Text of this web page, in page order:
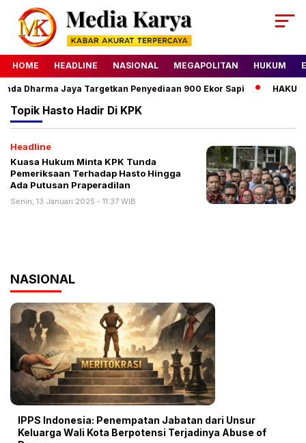
HOME HEADLINE NASIONAL MEGAPOLITAN HUKUM
Dharma Jaya Targetkan Penyediaan 900 Ekor Sapi HAKU
Topik Hasto Hadir Di KPK
Headline
Kuasa Hukum Minta KPK Tunda
Pemeriksaan Terhadap Hasto Hingga
Ada Putusan Praperadilan
Senin, 13 Januari 2025 - 11:37 WIB
NASIONAL
IPPS Indonesia: Penempatan Jabatan dari Unsur
Keluarga Wali Kota Berpotensi Terjadinya Abuse of